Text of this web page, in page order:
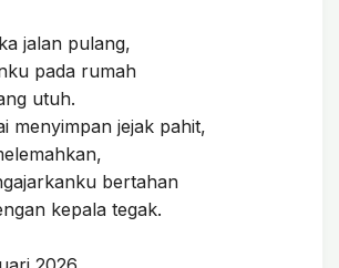
jalan pulang,
pada rumah
utuh.
menyimpan jejak pahit,
bertahan
kepala tegak.